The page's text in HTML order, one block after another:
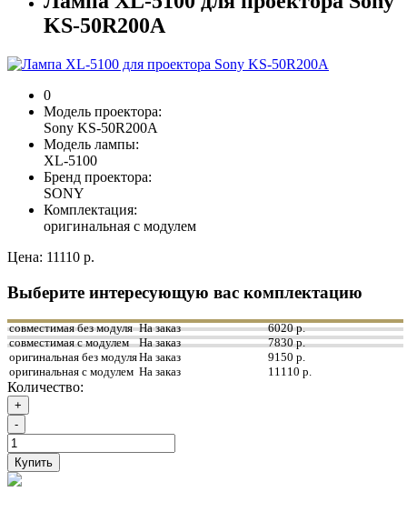
KS-50R200A
0
Модель проектора:
Sony KS-50R200A
Модель лампы:
XL-5100
Бренд проектора:
SONY
Комплектация:
оригинальная с модулем
Цена: 11110 р.
Выберите интересующую вас комплектацию
совместимая без модуля На заказ
6020 р.
совместимая с модулем
На заказ
7830 р.
оригинальная без модуляНа заказ
9150 р.
оригинальная с модулем На заказ 11110 р.
Количество:
+
-
Купить